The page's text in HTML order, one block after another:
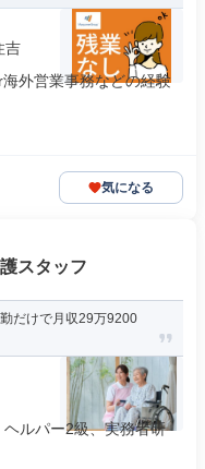
吉
外営業事務などの経験
気になる
スタッフ
だけで月収29万9200
ルパー2級、実務者研